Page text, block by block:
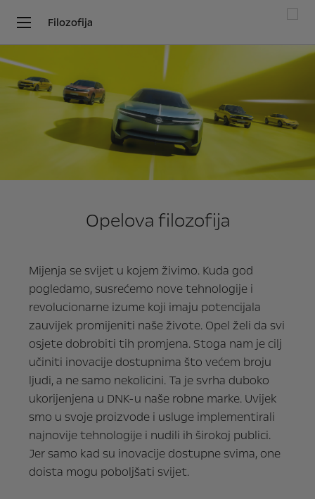
Filozofija
Opelova filozofija
Mijenja se svijet u kojem živimo. Kuda god
pogledamo, susrećemo nove tehnologije i
revolucionarne izume koji imaju potencijala
zauvijek promijeniti naše živote. Opel želi da svi
osjete dobrobiti tih promjena. Stoga nam je cilj
učiniti inovacije dostupnima što većem broju
ljudi, a ne samo nekolicini. Ta je svrha duboko
ukorijenjena u DNK-u naše robne marke. Uvijek
smo u svoje proizvode i usluge implementirali
najnovije tehnologije i nudili ih širokoj publici.
Jer samo kad su inovacije dostupne svima, one
doista mogu poboljšati svijet.